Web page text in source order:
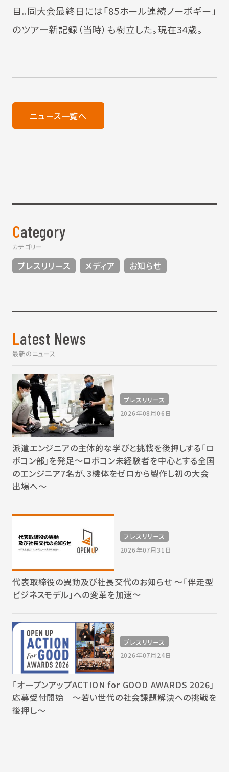
目。同大会最終日には「85ホール連続ノーボギー」
のツアー新記録（当時）も樹立した。現在34歳。
ニュース一覧へ
Category
カテゴリー
プレスリリース メディア お知らせ
Latest News
最新のニュース
プレスリリース
2026年08月06日
派遣エンジニアの主体的な学びと挑戦を後押しする「ロ
ボコン部」を発足～ロボコン未経験者を中心とする全国
のエンジニア7名が、3機体をゼロから製作し初の大会
出場へ～
プレスリリース
2026年07月31日
代表取締役の異動及び社長交代のお知らせ 〜「伴走型
ビジネスモデル」への変革を加速〜
プレスリリース
2026年07月24日
「オープンアップACTION for GOOD AWARDS 2026」
応募受付開始 〜若い世代の社会課題解決への挑戦を
後押し〜